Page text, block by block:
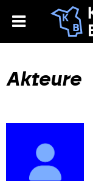
toggle
Akteure